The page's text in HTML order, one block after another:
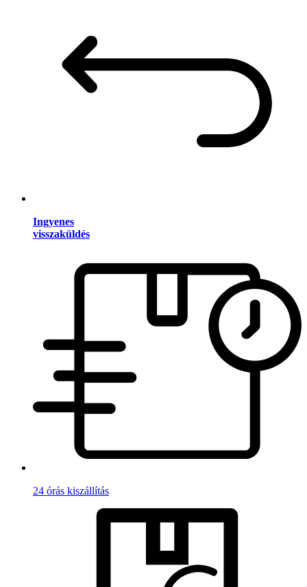
Ingyenes
visszaküldés
24 órás kiszállítás